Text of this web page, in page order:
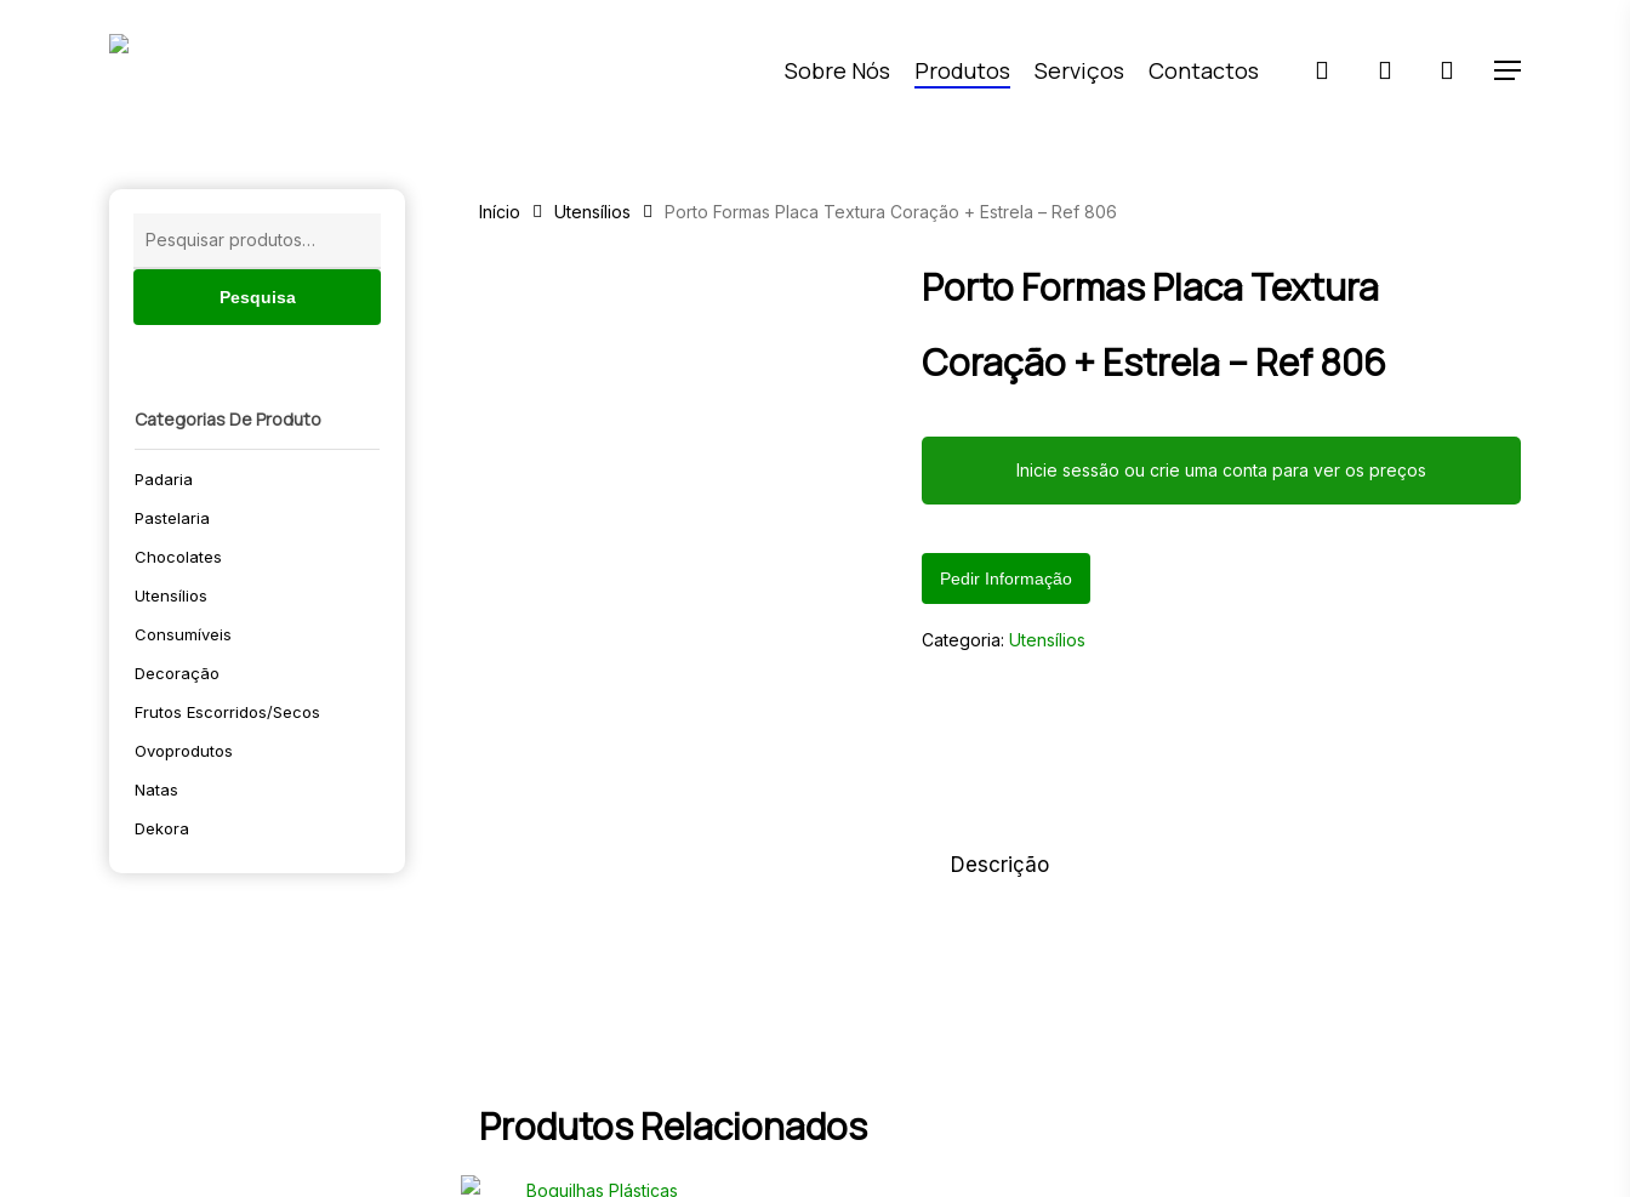
🔍
Sobre Nós Produtos Serviços Contactos pesquisaraccount Menu
Pesquisa
Categorias De Produto
Padaria
Pastelaria
Chocolates
Utensílios
Consumíveis
Decoração
Frutos Escorridos/secos
Ovoprodutos
Natas
Dekora
Início Utensílios Porto Formas Placa Textura Coração + Estrela – Ref 806
Porto Formas Placa Textura
Coração + Estrela – Ref 806
Inicie sessão ou crie uma conta para ver os preços
Pedir Informação
Categoria:Utensílios
Descrição
Produtos Relacionados